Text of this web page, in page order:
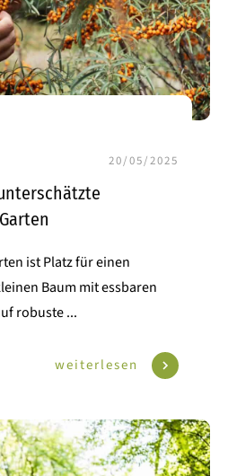
20/05/2025
ist Platz für einen
Baum mit essbaren
robuste...
weiterlesen